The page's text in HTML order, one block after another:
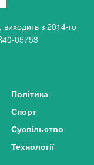
з 2014-го
05753
Політика
Спорт
Суспільство
Технології